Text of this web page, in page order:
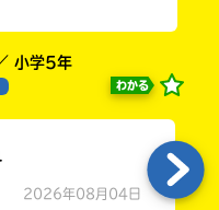
小学5年
わかる
2026年08月04日